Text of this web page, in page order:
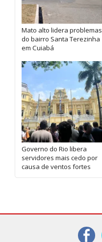
Mato alto lidera problemas
do bairro Santa Terezinha
em Cuiabá
Governo do Rio libera
servidores mais cedo por
causa de ventos fortes